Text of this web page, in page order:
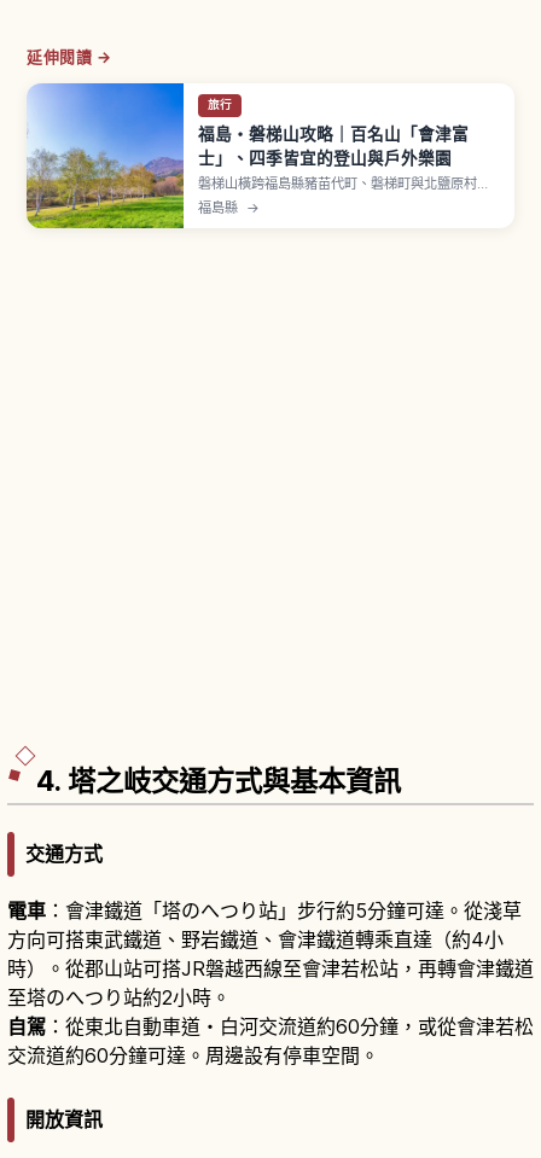
延伸閱讀 →
旅行
福島・磐梯山攻略｜百名山「會津富
士」、四季皆宜的登山與戶外樂園
磐梯山橫跨福島縣豬苗代町、磐梯町與北鹽原村，
標高1,816公尺，屬活火山並入選日本百名山，山容
優美也被稱為「會津富士」。1888年（明治21年）
福島縣 →
4. 塔之岐交通方式與基本資訊
交通方式
電車 ：會津鐵道「塔のへつり站」步行約5分鐘可達。從淺草
方向可搭東武鐵道、野岩鐵道、會津鐵道轉乘直達（約4小
時）。從郡山站可搭JR磐越西線至會津若松站，再轉會津鐵道
至塔のへつり站約2小時。
自駕 ：從東北自動車道・白河交流道約60分鐘，或從會津若松
交流道約60分鐘可達。周邊設有停車空間。
開放資訊